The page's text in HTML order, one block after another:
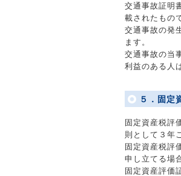
交通事故証明
載されたもの
交通事故の発
ます。
交通事故の当
利益のある人
５．固定
固定資産税評
則として３年
固定資産税評
申し立てる場
固定資産評価